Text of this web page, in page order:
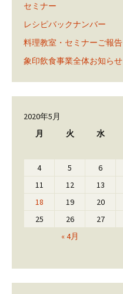
セミナー
レシピバックナンバー
料理教室・セミナーご報告
象印飲食事業全体お知らせ
2020年5月
月
火 水
« 4月
4
5 6
11
12 13
18
19 20
25
26 27